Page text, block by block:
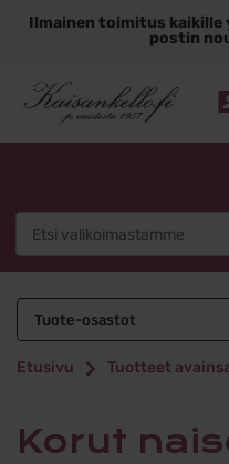
sisältöönIlmainen toimitus
postin
korut
Tuote-osastot
Etusivu Tuotteet
korut